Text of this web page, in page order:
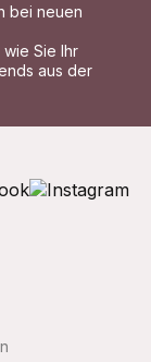
bei neuen
Sie Ihr
aus der